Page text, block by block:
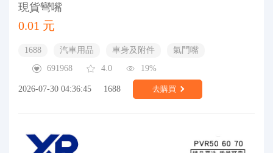
現貨彎嘴
0.01 元
1688 汽車用品 車身及附件
氣門嘴
691968
4.0 19%
2026-07-30 04:36:45 1688 去購買